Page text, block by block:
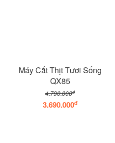
Máy Cắt Thịt Tươi Sống
QX85
4.790.000đ
3.690.000đ